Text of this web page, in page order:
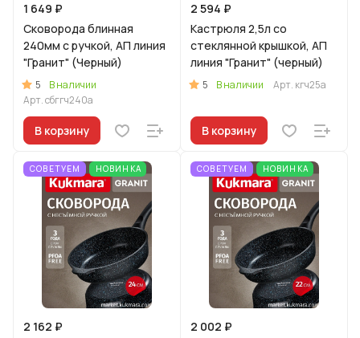
1 649 ₽
Сковорода блинная
240мм с ручкой, АП линия
"Гранит" (Черный)
5
В наличии
Арт.сбггч240а
В корзину
2 594 ₽
Кастрюля 2,5л со
стеклянной крышкой, АП
линия "Гранит" (черный)
5 В наличии Арт. кгч25а
В корзину
СОВЕТУЕМ НОВИНКА
2 162 ₽
СОВЕТУЕМ НОВИНКА
2 002 ₽